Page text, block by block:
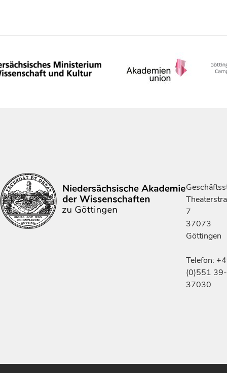
7
37073
Göttingen
Telefon:
(0)551 39-
37030